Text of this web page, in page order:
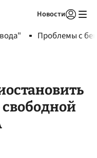
Новости
Проблемы с
свободной